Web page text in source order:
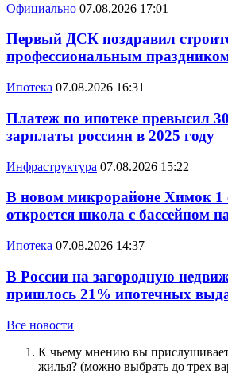
Официально 07.08.2026 17:01
Первый ДСК поздравил
профессиональным
Ипотека 07.08.2026 16:31
Платеж по ипотеке превысил
зарплаты россиян в 2025 году
Инфраструктура 07.08.2026 15:22
В новом микрорайоне Химок 1
откроется школа с бассейном
Ипотека 07.08.2026 14:37
В России на загородную
пришлось 21% ипотечных
Все новости
К чьему мнению вы
жилья? (можно выбрать до трех